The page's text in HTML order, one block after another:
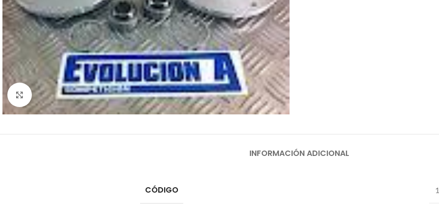
Click to enlarge
INFORMACIÓN ADICIONAL
CÓDIGO